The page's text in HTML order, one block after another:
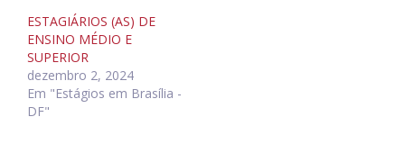
ESTAGIÁRIOS (AS) DE
ENSINO MÉDIO E
SUPERIOR
dezembro 2, 2024
Em "Estágios em Brasília -
DF"